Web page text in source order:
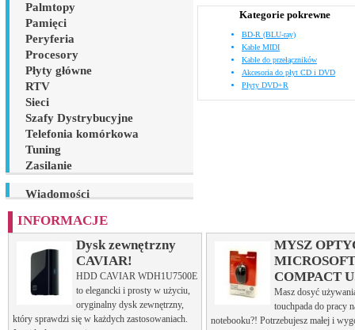
Palmtopy
Pamięci
Peryferia
Procesory
Płyty główne
RTV
Sieci
Szafy Dystrybucyjne
Telefonia komórkowa
Tuning
Zasilanie
Wiadomości
Kategorie pokrewne
BD-R (BLU-ray)
Kable MIDI
Kable do przełączników
Akcesoria do płyt CD i DVD
Płyty DVD+R
INFORMACJE
Dysk zewnętrzny
CAVIAR!
HDD CAVIAR WDH1U7500E
to elegancki i prosty w użyciu,
oryginalny dysk zewnętrzny,
który sprawdzi się w każdych zastosowaniach.
MYSZ
MICROSOFT
COMPACT
Masz dosyć
touchpada do pracy
notebooku?! Potrzebujesz małej i